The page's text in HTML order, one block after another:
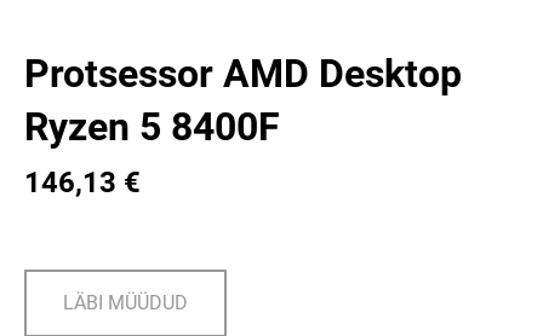
Protsessor AMD Desktop
Ryzen 5 8400F
146,13 €
LÄBI MÜÜDUD